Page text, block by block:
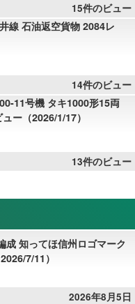
15件のビュー
線 石油返空貨物 2084レ
14件のビュー
11号機 タキ1000形15両
ー（2026/1/17）
13件のビュー
知ってほ信州ロゴマーク
7/11）
2026年8月5日